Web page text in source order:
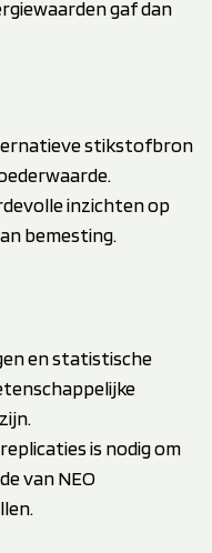
gaf dan
stikstofbron
inzichten op
bemesting.
en statistische
is nodig om
van NEO